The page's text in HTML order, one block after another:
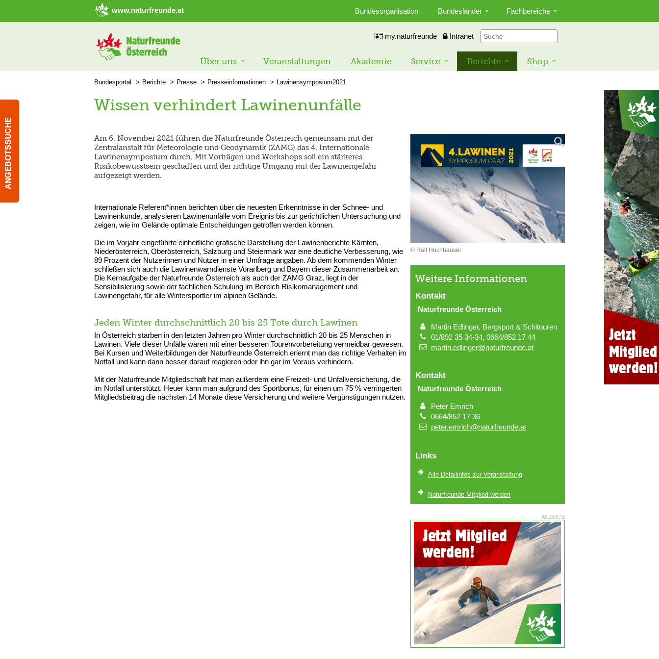
➜ Hauptregion der Seite anspringen
www.naturfreunde.at Bundesorganisation Bundesländer Fachbereiche
my.naturfreunde Intranet
Über uns Veranstaltungen Akademie Service Berichte Shop
Bundesportal Berichte Presse Presseinformationen Lawinensymposium2021
Wissen verhindert Lawinenunfälle
Am 6. November 2021 führen die Naturfreunde Österreich gemeinsam mit der
Zentralanstalt für Meteorologie und Geodynamik (ZAMG) das 4. Internationale
Lawinensymposium durch. Mit Vorträgen und Workshops soll ein stärkeres
Risikobewusstsein geschaffen und der richtige Umgang mit der Lawinengefahr
aufgezeigt werden.
Internationale Referent*innen berichten über die neuesten Erkenntnisse in der Schnee- und
Lawinenkunde, analysieren Lawinenunfälle vom Ereignis bis zur gerichtlichen Untersuchung und
zeigen, wie im Gelände optimale Entscheidungen getroffen werden können.
Die im Vorjahr eingeführte einheitliche grafische Darstellung der Lawinenberichte Kärnten,
Niederösterreich, Oberösterreich, Salzburg und Steiermark war eine deutliche Verbesserung, wie
89 Prozent der Nutzerinnen und Nutzer in einer Umfrage angaben. Ab dem kommenden Winter
schließen sich auch die Lawinenwarndienste Vorarlberg und Bayern dieser Zusammenarbeit an.
Die Kernaufgabe der Naturfreunde Österreich als auch der ZAMG Graz, liegt in der
Sensibilisierung sowie der fachlichen Schulung im Bereich Risikomanagement und
Lawinengefahr, für alle Wintersportler im alpinen Gelände.
Jeden Winter durchschnittlich 20 bis 25 Tote durch Lawinen
In Österreich starben in den letzten Jahren pro Winter durchschnittlich 20 bis 25 Menschen in
Lawinen. Viele dieser Unfälle wären mit einer besseren Tourenvorbereitung vermeidbar gewesen.
Bei Kursen und Weiterbildungen der Naturfreunde Österreich erlernt man das richtige Verhalten im
Notfall und kann dann besser darauf reagieren oder ihn gar im Voraus verhindern.
Mit der Naturfreunde Mitgliedschaft hat man außerdem eine Freizeit- und Unfallversicherung, die
im Notfall unterstützt. Heuer kann man aufgrund des Sportbonus, für einen um 75 % verringerten
Mitgliedsbeitrag die nächsten 14 Monate diese Versicherung und weitere Vergünstigungen nutzen.
© Ralf Hochhauser
Weitere Informationen
Kontakt
Naturfreunde Österreich
Martin Edlinger, Bergsport & Schitouren
01/892 35 34-34, 0664/852 17 44
martin.edlinger@naturfreunde.at
Kontakt
Naturfreunde Österreich
Peter Emrich
0664/852 17 36
peter.emrich@naturfreunde.at
Links
Alle Detailinfos zur Veranstaltung
Naturfreunde-Mitglied werden
ANZEIGE